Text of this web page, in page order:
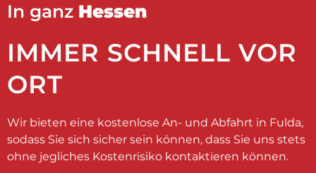
In ganz Hessen
IMMER SCHNELL VOR
ORT
Wir bieten eine kostenlose An- und Abfahrt in Fulda,
sodass Sie sich sicher sein können, dass Sie uns stets
ohne jegliches Kostenrisiko kontaktieren können.